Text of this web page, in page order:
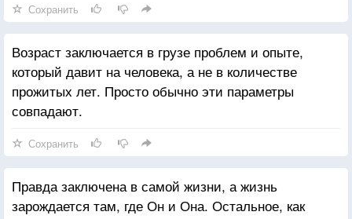
Сохранить
Возраст заключается в грузе проблем и опыте,
который давит на человека, а не в количестве
прожитых лет. Просто обычно эти параметры
совпадают.
Сохранить
Правда заключена в самой жизни, а жизнь
зарождается там, где Он и Она. Остальное, как